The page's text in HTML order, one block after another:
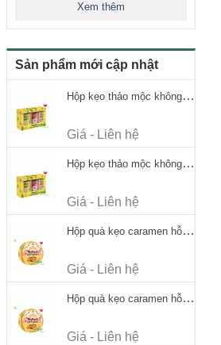
Xem thêm
Sản phẩm mới cập nhật
Hộp kẹo thảo mộc không đường Ricola Signature 112.5g
Giá - Liên hệ
Hộp kẹo thảo mộc không đường Ricola Signature 112.5g
Giá - Liên hệ
Hộp quà kẹo caramen hỗn hợp Werther's Original Caramel Candy 170g
Giá - Liên hệ
Hộp quà kẹo caramen hỗn hợp Werther's Original Caramel Candy 170g
Giá - Liên hệ